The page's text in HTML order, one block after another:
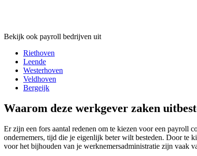
Bekijk ook payroll bedrijven uit
Riethoven
Leende
Westerhoven
Veldhoven
Bergeijk
Waarom deze werkgever zaken
Er zijn een fors aantal redenen om te kiezen voor een payroll
ondernemers, tijd die je eigenlijk beter wilt besteden. Door te
voor het bijhouden van je werknemersadministratie zijn vaak